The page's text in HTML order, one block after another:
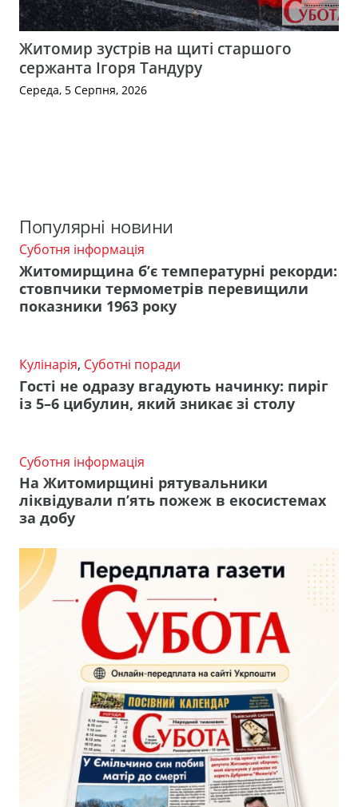
Житомир зустрів на щиті старшого
сержанта Ігоря Тандуру
Середа, 5 Серпня, 2026
Популярні новини
Суботня інформація
Житомирщина б’є температурні рекорди:
стовпчики термометрів перевищили
показники 1963 року
Кулінарія, Суботні поради
Гості не одразу вгадують начинку: пиріг
із 5–6 цибулин, який зникає зі столу
Суботня інформація
На Житомирщині рятувальники
ліквідували п’ять пожеж в екосистемах
за добу